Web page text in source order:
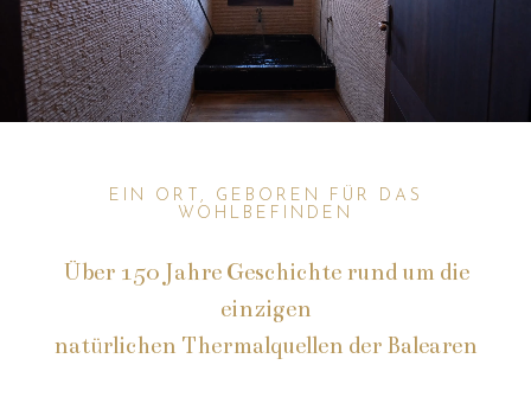
EIN ORT, GEBOREN FÜR DAS
WOHLBEFINDEN
Über 150 Jahre Geschichte rund um die
einzigen
natürlichen Thermalquellen der Balearen